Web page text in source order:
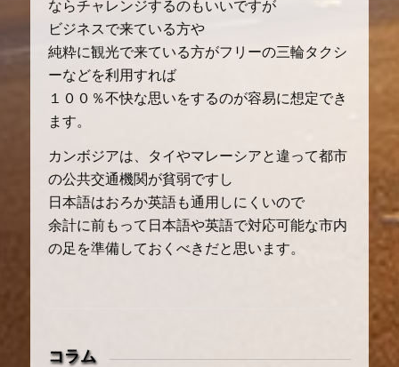
ならチャレンジするのもいいですが
ビジネスで来ている方や
純粋に観光で来ている方がフリーの三輪タクシ
ーなどを利用すれば
１００％不快な思いをするのが容易に想定でき
ます。
カンボジアは、タイやマレーシアと違って都市
の公共交通機関が貧弱ですし
日本語はおろか英語も通用しにくいので
余計に前もって日本語や英語で対応可能な市内
の足を準備しておくべきだと思います。
コラム